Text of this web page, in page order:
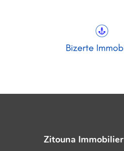
Zitouna Immobilier